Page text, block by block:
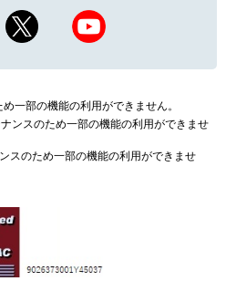
一部の機能の利用ができません。
ンスのため一部の機能の利用ができませ
スのため一部の機能の利用ができませ